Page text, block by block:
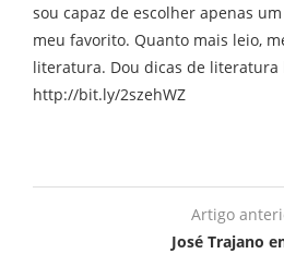
sou capaz de escolher apenas
meu favorito. Quanto mais leio,
literatura. Dou dicas de
http://bit.ly/2szehWZ
Artigo
José Trajano